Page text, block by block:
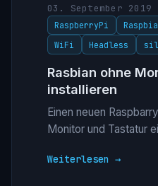
03. September 2019
RaspberryPi
WiFi
Headless
Rasbian ohne
installieren
Einen neuen
Monitor und Tastatur
Weiterlesen →